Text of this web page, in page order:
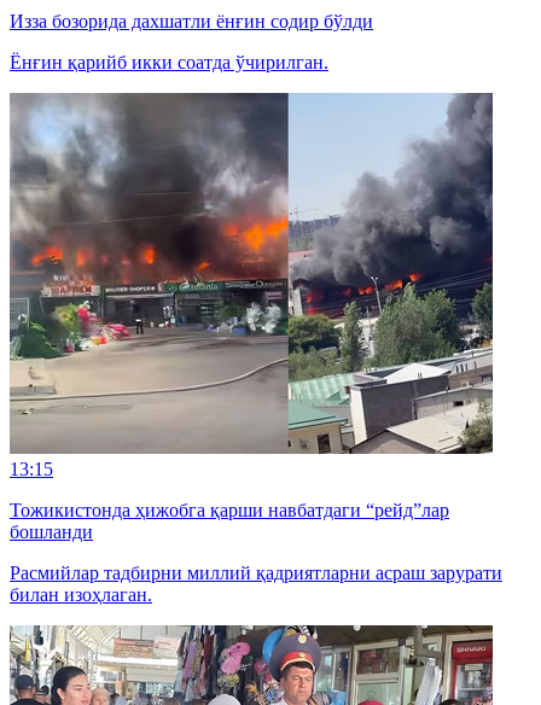
Изза бозорида дахшатли ёнғин содир бўлди
Ёнғин қарийб икки соатда ўчирилган.
13:15
Тожикистонда ҳижобга қарши навбатдаги “рейд”лар
бошланди
Расмийлар тадбирни миллий қадриятларни асраш зарурати
билан изоҳлаган.